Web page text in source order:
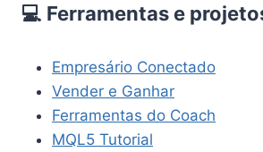
💻 Ferramentas e
Empresário Conectado
Vender e Ganhar
Ferramentas do Coach
MQL5 Tutorial